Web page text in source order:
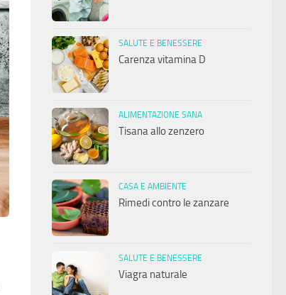
SALUTE E BENESSERE
Carenza vitamina D
ALIMENTAZIONE SANA
Tisana allo zenzero
CASA E AMBIENTE
Rimedi contro le zanzare
SALUTE E BENESSERE
Viagra naturale